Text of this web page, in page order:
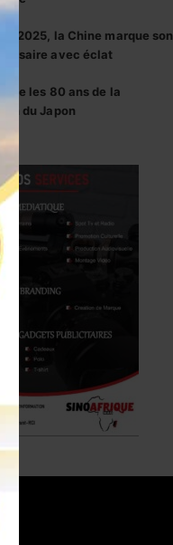
2025, la Chine marque son
avec éclat
fête les 80 ans de la
du Japon